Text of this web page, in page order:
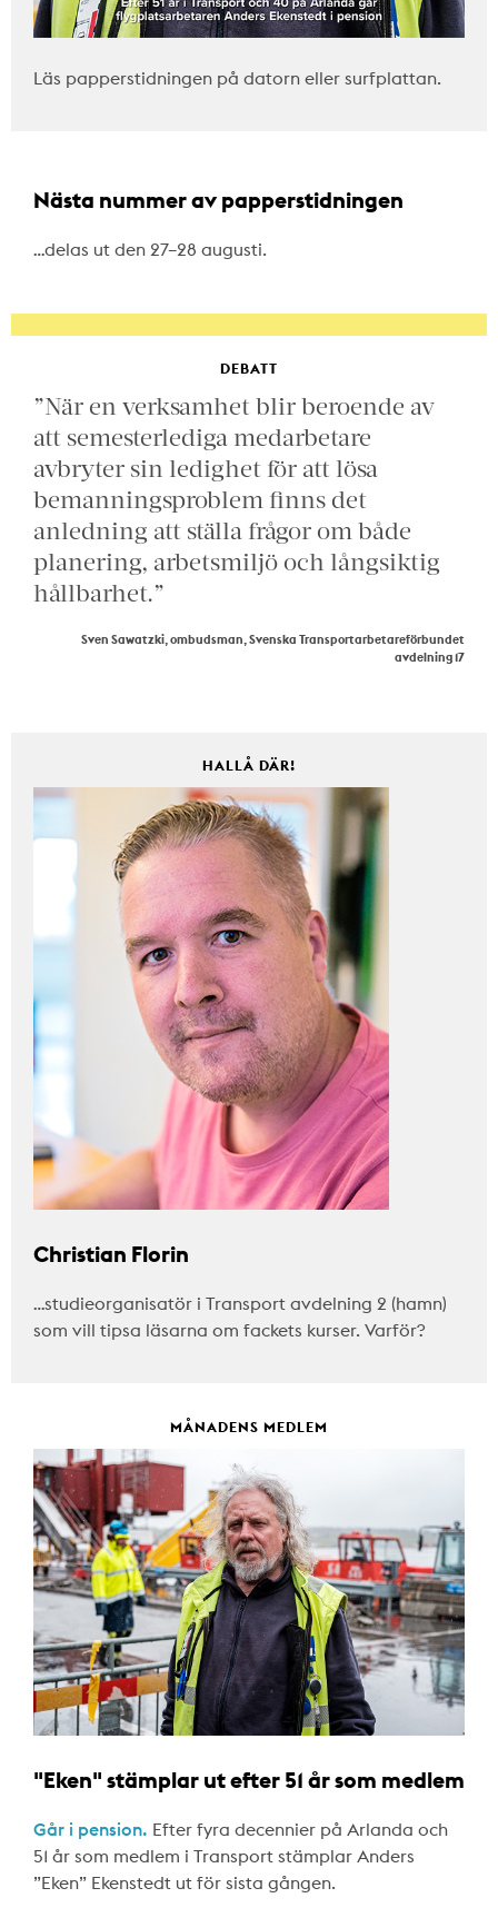
Läs papperstidningen på datorn eller surfplattan.
Nästa nummer av papperstidningen
…delas ut den 27–28 augusti.
DEBATT
”När en verksamhet blir beroende av
att semesterlediga medarbetare
avbryter sin ledighet för att lösa
bemanningsproblem finns det
anledning att ställa frågor om både
planering, arbetsmiljö och långsiktig
hållbarhet.”
Sven Sawatzki, ombudsman, Svenska Transportarbetareförbundet
avdelning 17
HALLÅ DÄR!
Christian Florin
…studieorganisatör i Transport avdelning 2 (hamn)
som vill tipsa läsarna om fackets kurser. Varför?
MÅNADENS MEDLEM
"Eken" stämplar ut efter 51 år som medlem
Går i pension. Efter fyra decennier på Arlanda och
51 år som medlem i Transport stämplar Anders
”Eken” Ekenstedt ut för sista gången.